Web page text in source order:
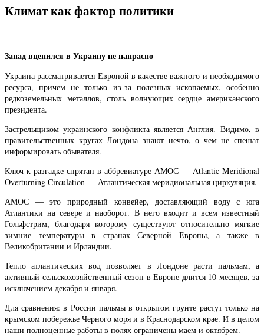
Климат как фактор политики
Запад вцепился в Украину не напрасно
Украина рассматривается Европой в качестве важного и необходимого
ресурса, причем не только из-за полезных ископаемых, особенно
редкоземельных металлов, столь волнующих сердце американского
президента.
Застрельщиком украинского конфликта является Англия. Видимо, в
правительственных кругах Лондона знают нечто, о чем не спешат
информировать обывателя.
Ключ к разгадке спрятан в аббревиатуре АМОС — Atlantic Meridional
Overturning Circulation — Атлантическая меридиональная циркуляция.
АМОС — это природный конвейер, доставляющий воду с юга
Атлантики на севере и наоборот. В него входит и всем известный
Гольфстрим, благодаря которому существуют относительно мягкие
зимние температуры в странах Северной Европы, а также в
Великобритании и Ирландии.
Тепло атлантических вод позволяет в Лондоне расти пальмам, а
активный сельскохозяйственный сезон в Европе длится 10 месяцев, за
исключением декабря и января.
Для сравнения: в России пальмы в открытом грунте растут только на
крымском побережье Черного моря и в Краснодарском крае. И в целом
наши полноценные работы в полях ограничены маем и октябрем.